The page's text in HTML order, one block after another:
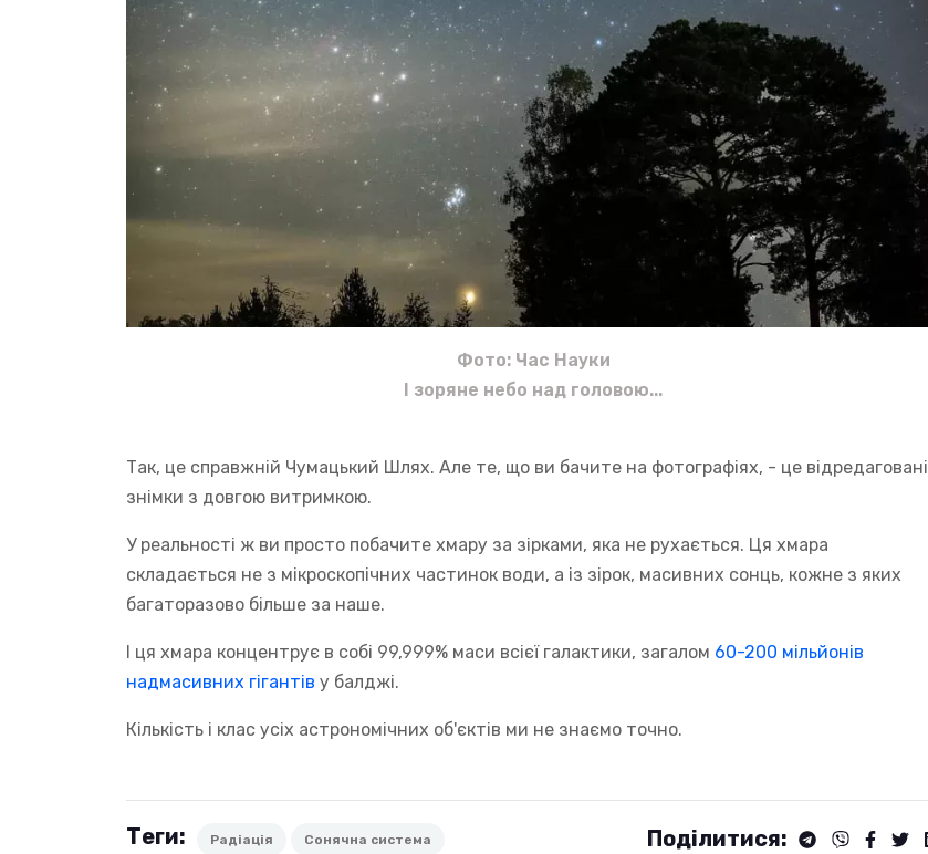
Фото: Час Науки
І зоряне небо над головою...
Так, це справжній Чумацький Шлях. Але те, що ви бачите на фотографіях, - це відредаговані
знімки з довгою витримкою.
У реальності ж ви просто побачите хмару за зірками, яка не рухається. Ця хмара
складається не з мікроскопічних частинок води, а із зірок, масивних сонць, кожне з яких
багаторазово більше за наше.
І ця хмара концентрує в собі 99,999% маси всієї галактики, загалом 60-200 мільйонів
надмасивних гігантів у балджі.
Кількість і клас усіх астрономічних об'єктів ми не знаємо точно.
Теги: Радіація Сонячна система Поділитися: